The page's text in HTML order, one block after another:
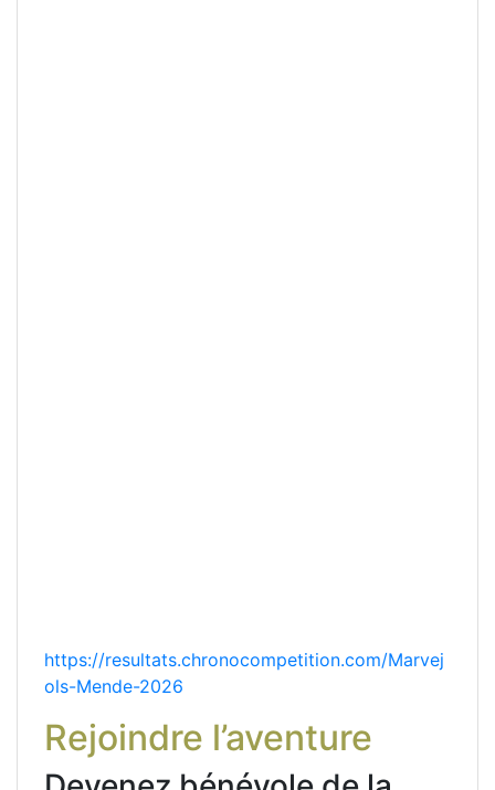
https://resultats.chronocompetition.com/Marvej
ols-Mende-2026
Rejoindre l’aventure